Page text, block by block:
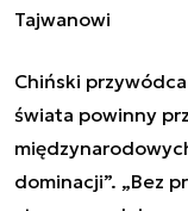
Tajwanowi
Chiński
świata powinny
dominacji”. „Bez